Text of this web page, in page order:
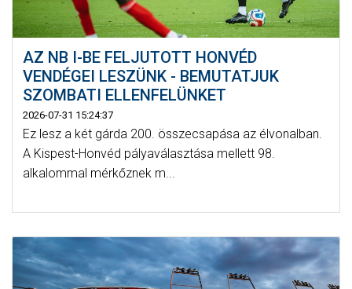
AZ NB I-BE FELJUTOTT HONVÉD
VENDÉGEI LESZÜNK - BEMUTATJUK
SZOMBATI ELLENFELÜNKET
2026-07-31 15:24:37
Ez lesz a két gárda 200. összecsapása az élvonalban.
A Kispest-Honvéd pályaválasztása mellett 98.
alkalommal mérkőznek m...